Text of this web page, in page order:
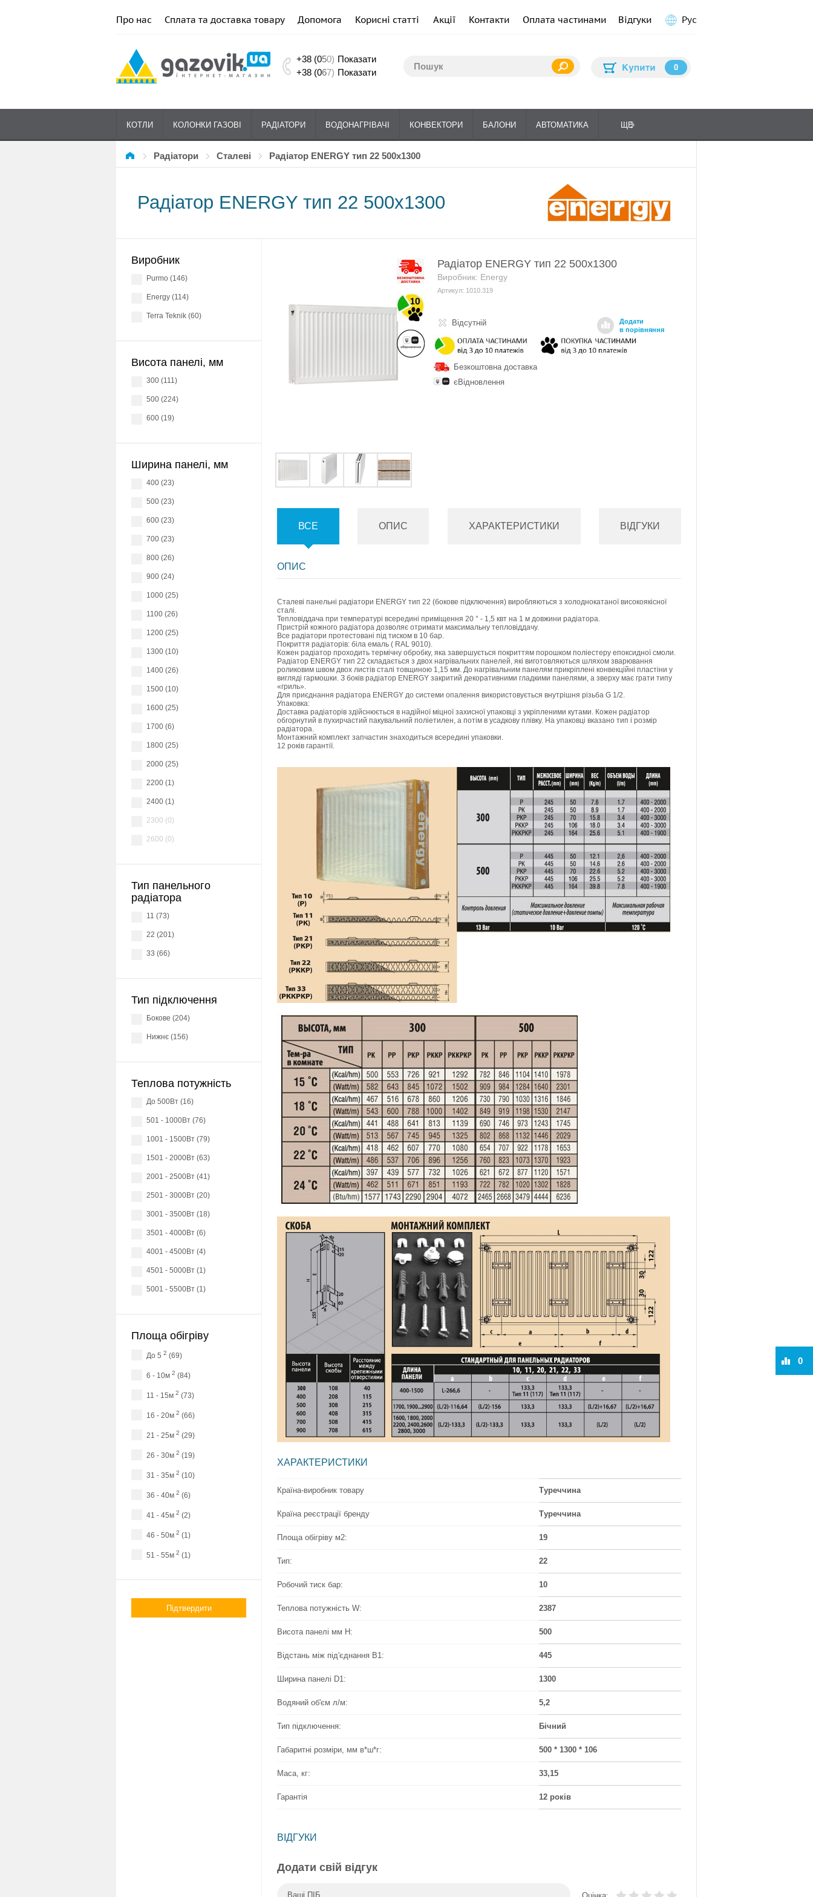
Про нас Сплата та доставка товару Допомога Корисні статті Акції Контакти Оплата частинами Відгуки Рус
+38 (050) Показати
+38 (067) Показати 0
КОТЛИ КОЛОНКИ ГАЗОВІ РАДІАТОРИ ВОДОНАГРІВАЧІ КОНВЕКТОРИ БАЛОНИ АВТОМАТИКА ЩЕ
Радіатори сталеві Радіатор ENERGY тип 22 500x1300
Радіатор ENERGY тип 22 500x1300
Виробник
Purmo (146)
Energy (114)
Terra Teknik (60)
Висота панелі, мм
300 (111)
500 (224)
600 (19)
Ширина панелі, мм
400 (23)
500 (23)
600 (23)
700 (23)
800 (26)
900 (24)
1000 (25)
1100 (26)
1200 (25)
1300 (10)
1400 (26)
1500 (10)
1600 (25)
1700 (6)
1800 (25)
2000 (25)
2200 (1)
2400 (1)
2300 (0)
2600 (0)
Тип панельного
радіатора
11 (73)
22 (201)
33 (66)
Тип підключення
Бокове (204)
Нижнє (156)
Теплова потужність
до 500Вт (16)
501 - 1000Вт (76)
1001 - 1500Вт (79)
1501 - 2000Вт (63)
2001 - 2500Вт (41)
2501 - 3000Вт (20)
3001 - 3500Вт (18)
3501 - 4000Вт (6)
4001 - 4500Вт (4)
4501 - 5000Вт (1)
5001 - 5500Вт (1)
Площа обігріву
до 5 2 (69)
6 - 10м 2 (84)
11 - 15м 2 (73)
16 - 20м 2 (66)
21 - 25м 2 (29)
26 - 30м 2 (19)
31 - 35м 2 (10)
36 - 40м 2 (6)
41 - 45м 2 (2)
46 - 50м 2 (1)
51 - 55м 2 (1)
Підтвердити
Радіатор ENERGY тип 22 500x1300
Виробник: Energy
Артикул: 1010.319
Відсутній
Безкоштовна доставка
єВідновлення
Додати
в порівняння
ВСЕ ОПИС ХАРАКТЕРИСТИКИ ВІДГУКИ
ОПИС
Сталеві панельні радіатори ENERGY тип 22 (бокове підключення) виробляються з холоднокатаної високоякісної
сталі.
Тепловіддача при температурі всередині приміщення 20 ° - 1,5 квт на 1 м довжини радіатора.
Пристрій кожного радіатора дозволяє отримати максимальну тепловіддачу.
Все радіатори протестовані під тиском в 10 бар.
Покриття радіаторів: біла емаль ( RAL 9010).
Кожен радіатор проходить термічну обробку, яка завершується покриттям порошком поліестеру епоксидної смоли.
Радіатор ENERGY тип 22 складається з двох нагрівальних панелей, які виготовляються шляхом зварювання
роликовим швом двох листів сталі товщиною 1,15 мм. До нагрівальним панелям прикріплені конвекційні плаcтіни у
вигляді гармошки. З боків радіатор ENERGY закритий декоративними гладкими панелями, а зверху має грати типу
«гриль».
Для приєднання радіатора ENERGY до системи опалення використовується внутрішня різьба G 1/2.
Упаковка:
Доставка радіаторів здійснюється в надійної міцної захисної упаковці з укріпленими кутами. Кожен радіатор
обгорнутий в пухирчастий пакувальний поліетилен, а потім в усадкову плівку. На упаковці вказано тип і розмір
радіатора.
Монтажний комплект запчастин знаходиться всередині упаковки.
12 років гарантії.
ХАРАКТЕРИСТИКИ
Країна-виробник товару Туреччина
Країна реєстрації бренду Туреччина
Площа обігріву м2: 19
Тип: 22
Робочий тиск бар: 10
Теплова потужність W: 2387
Висота панелі мм Н: 500
Відстань між під'єднання B1: 445
Ширина панелі D1: 1300
Водяний об'єм л/м: 5,2
Тип підключення: Бічний
Габаритні розміри, мм в*ш*г: 500 * 1300 * 106
Маса, кг: 33,15
Гарантія 12 років
ВІДГУКИ
Додати свій відгук
0